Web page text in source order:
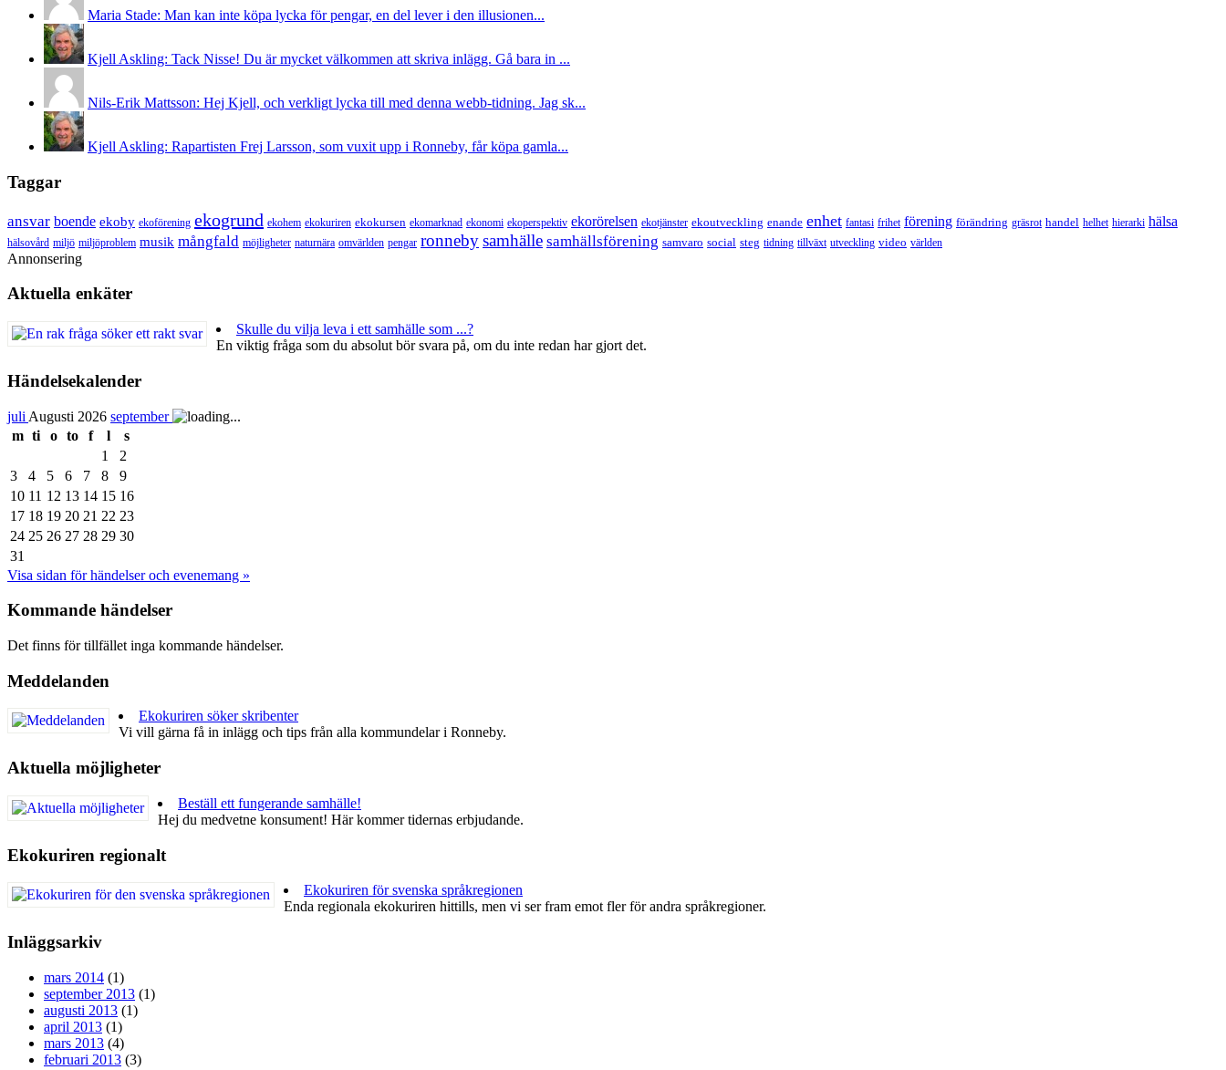
Maria Stade: Man kan inte köpa lycka för pengar, en del lever i den illusionen...
Kjell Askling: Tack Nisse! Du är mycket välkommen att skriva inlägg. Gå bara in ...
Nils-Erik Mattsson: Hej Kjell, och verkligt lycka till med denna webb-tidning. Jag sk...
Kjell Askling: Rapartisten Frej Larsson, som vuxit upp i Ronneby, får köpa gamla...
Taggar
ansvar boende ekoby ekoförening ekogrund ekohem ekokuriren ekokursen ekomarknad ekonomi ekoperspektiv ekorörelsen ekotjänster ekoutveckling enande enhet fantasi frihet förening förändring gräsrot handel helhet hierarki hälsa
hälsovård miljö miljöproblem musik mångfald möjligheter naturnära omvärlden pengar ronnebysamhälle samhällsförening samvaro social steg tidning tillväxt utveckling video världen
Annonsering
Aktuella enkäter
Skulle du vilja leva i ett samhälle som ...?
En viktig fråga som du absolut bör svara på, om du inte redan har gjort det.
Händelsekalender
juli Augusti 2026 september
m ti o to f l
s
1
2
3
4 5 6 7 8
9
10 11 12 13 14 15 16
17 18 19 20 21 22 23
24 25 26 27 28 29 30
31
Visa sidan för händelser och evenemang »
Kommande händelser
Det finns för tillfället inga kommande händelser.
Meddelanden
Ekokuriren söker skribenter
Vi vill gärna få in inlägg och tips från alla kommundelar i Ronneby.
Aktuella möjligheter
Beställ ett fungerande samhälle!
Hej du medvetne konsument! Här kommer tidernas erbjudande.
Ekokuriren regionalt
Ekokuriren för svenska språkregionen
Enda regionala ekokuriren hittills, men vi ser fram emot fler för andra språkregioner.
Inläggsarkiv
mars 2014 (1)
september 2013 (1)
augusti 2013 (1)
april 2013 (1)
mars 2013 (4)
februari 2013 (3)